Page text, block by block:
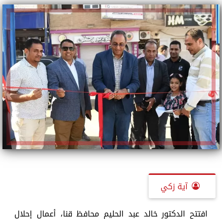
آية زكي
افتتح الدكتور خالد عبد الحليم محافظ قنا، أعمال إحلال